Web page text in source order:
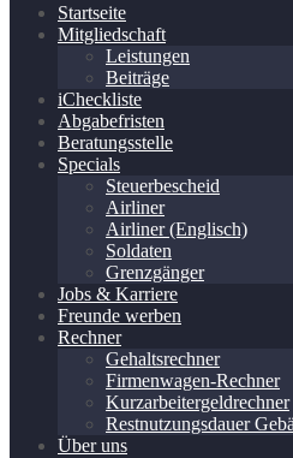
Startseite
Mitgliedschaft
Leistungen
Beiträge
iCheckliste
Abgabefristen
Beratungsstelle
Specials
Steuerbescheid
Airliner
Airliner (Englisch)
Soldaten
Grenzgänger
Jobs & Karriere
Freunde werben
Rechner
Gehaltsrechner
Firmenwagen-Rechner
Kurzarbeitergeldrechner
Restnutzungsdauer
Über uns